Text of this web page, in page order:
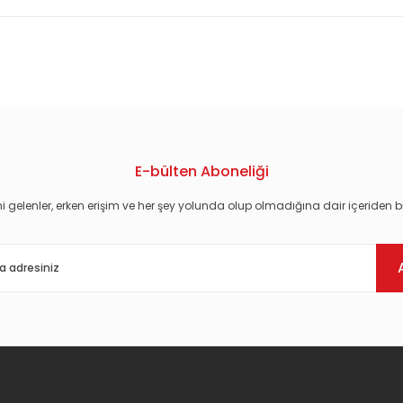
E-bülten Aboneliği
gelenler, erken erişim ve her şey yolunda olup olmadığına dair içeriden